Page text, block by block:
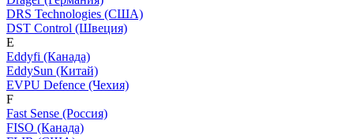
DRS Technologies (США)
DST Control (Швеция)
E
Eddyfi (Канада)
EddySun (Китай)
EVPU Defence (Чехия)
F
Fast Sense (Россия)
FISO (Канада)